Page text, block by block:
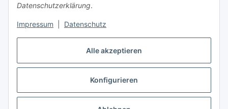
Alle akzeptieren
Konfigurieren
Datenschutzerklärung.
Impressum Datenschutz
Vertrag widerrufen
* Alle Preise inkl. gesetzlicher MwSt., zzgl.Versand